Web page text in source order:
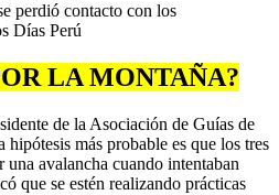
perdió contacto con los
Días Perú
LA MONTAÑA?
de la Asociación de Guías de
más probable es que los tres
avalancha cuando intentaban
que se estén realizando prácticas